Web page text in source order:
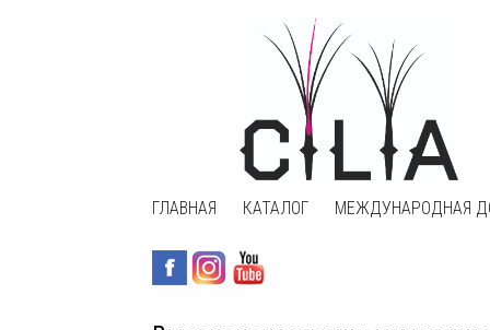
ГЛАВНАЯ КАТАЛОГ МЕЖДУНАРОДНАЯ